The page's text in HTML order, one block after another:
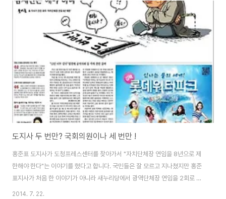
성 등을 불출마의 배경 중 하나라고 추정하였더군요. 하지만 내각 입각설에 대
해서는 기사에서도 가능성이 매우 낮은 것으로 내다보았고, 심지어 입각하는
순간 정치생명이 끝날 일이라는 인용보도도 하였더군요. 여러 분석이 있지만,
제가 짐작하는 가능성은 두 가지입니다. 하나는 내년 총선에 김해을에서 출마
하여 당선가능성이 매우 낮다는 것입니다...
도지사 두 번만? 국회의원이나 세 번만 !
홍준표 도지사가 도청프레스센터를 찾아가서 "자치단체장 연임을 8년으로 제
한해야 한다"는 이야기를 했다고 합니다. 국민들은 잘 모르고 지나쳤지만 홍준
표지사가 처음 한 이야기가 아니라 새누리당에서 광역단체장 연임을 2회로 제
한하는 지방자치법 개정을 추진하려는 시도도 있었다고 합니다. 이 기사를 1면
2014. 7. 22.